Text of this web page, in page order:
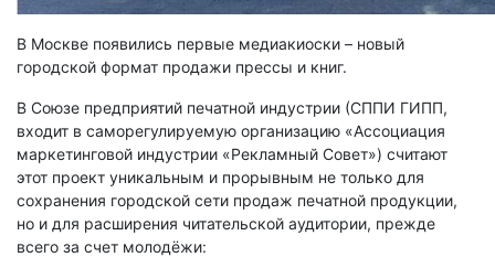
В Москве появились первые медиакиоски – новый
городской формат продажи прессы и книг.
В Союзе предприятий печатной индустрии (СППИ ГИПП,
входит в саморегулируемую организацию «Ассоциация
маркетинговой индустрии «Рекламный Совет») считают
этот проект уникальным и прорывным не только для
сохранения городской сети продаж печатной продукции,
но и для расширения читательской аудитории, прежде
всего за счет молодёжи: